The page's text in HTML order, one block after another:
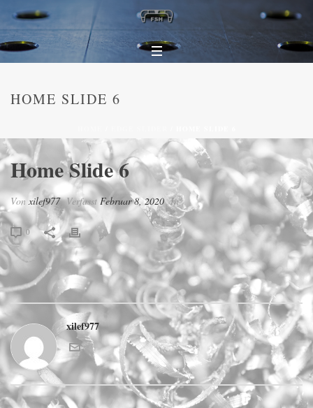
HOME SLIDE 6
Home Slide 6
Von xilef977 VerfasstFebruar 8, 2020 In
0
xilef977